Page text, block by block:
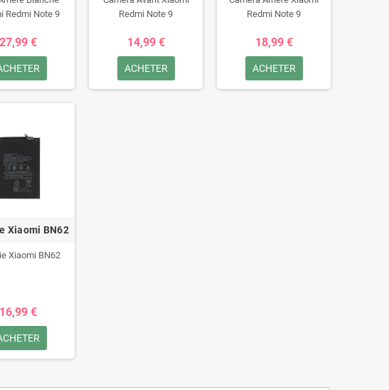
Redmi Note 9
27,99 €
Redmi Note 9
14,99 €
ACHETER
Redmi Note 9
18,99 €
ACHETER
Xiaomi BN62
Xiaomi BN62
16,99 €